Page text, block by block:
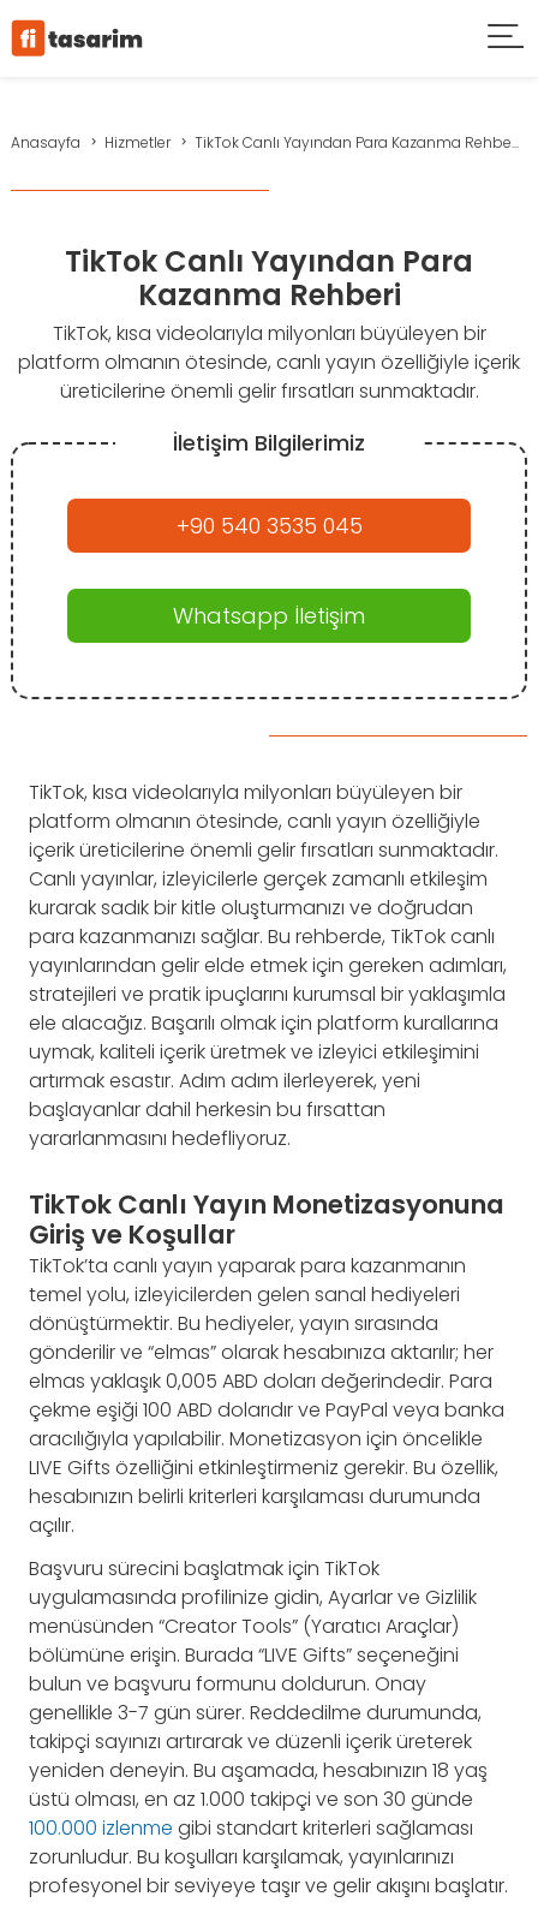
Anasayfa Hizmetler TikTok Canlı Yayından Para Kazanma Rehbe...
TikTok Canlı Yayından Para
Kazanma Rehberi
TikTok, kısa videolarıyla milyonları büyüleyen bir
platform olmanın ötesinde, canlı yayın özelliğiyle içerik
üreticilerine önemli gelir fırsatları sunmaktadır.
İletişim Bilgilerimiz
+90 540 3535 045
Whatsapp İletişim
TikTok, kısa videolarıyla milyonları büyüleyen bir
platform olmanın ötesinde, canlı yayın özelliğiyle
içerik üreticilerine önemli gelir fırsatları sunmaktadır.
Canlı yayınlar, izleyicilerle gerçek zamanlı etkileşim
kurarak sadık bir kitle oluşturmanızı ve doğrudan
para kazanmanızı sağlar. Bu rehberde, TikTok canlı
yayınlarından gelir elde etmek için gereken adımları,
stratejileri ve pratik ipuçlarını kurumsal bir yaklaşımla
ele alacağız. Başarılı olmak için platform kurallarına
uymak, kaliteli içerik üretmek ve izleyici etkileşimini
artırmak esastır. Adım adım ilerleyerek, yeni
başlayanlar dahil herkesin bu fırsattan
yararlanmasını hedefliyoruz.
TikTok Canlı Yayın Monetizasyonuna
Giriş ve Koşullar
TikTok’ta canlı yayın yaparak para kazanmanın
temel yolu, izleyicilerden gelen sanal hediyeleri
dönüştürmektir. Bu hediyeler, yayın sırasında
gönderilir ve “elmas” olarak hesabınıza aktarılır; her
elmas yaklaşık 0,005 ABD doları değerindedir. Para
çekme eşiği 100 ABD dolarıdır ve PayPal veya banka
aracılığıyla yapılabilir. Monetizasyon için öncelikle
LIVE Gifts özelliğini etkinleştirmeniz gerekir. Bu özellik,
hesabınızın belirli kriterleri karşılaması durumunda
açılır.
Başvuru sürecini başlatmak için TikTok
uygulamasında profilinize gidin, Ayarlar ve Gizlilik
menüsünden “Creator Tools” (Yaratıcı Araçlar)
bölümüne erişin. Burada “LIVE Gifts” seçeneğini
bulun ve başvuru formunu doldurun. Onay
genellikle 3-7 gün sürer. Reddedilme durumunda,
takipçi sayınızı artırarak ve düzenli içerik üreterek
yeniden deneyin. Bu aşamada, hesabınızın 18 yaş
üstü olması, en az 1.000 takipçi ve son 30 günde
100.000 izlenme gibi standart kriterleri sağlaması
zorunludur. Bu koşulları karşılamak, yayınlarınızı
profesyonel bir seviyeye taşır ve gelir akışını başlatır.